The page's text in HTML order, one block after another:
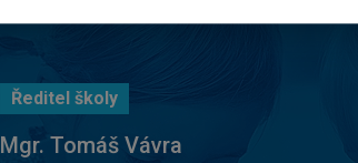
Ředitel školy
Mgr. Tomáš Vávra